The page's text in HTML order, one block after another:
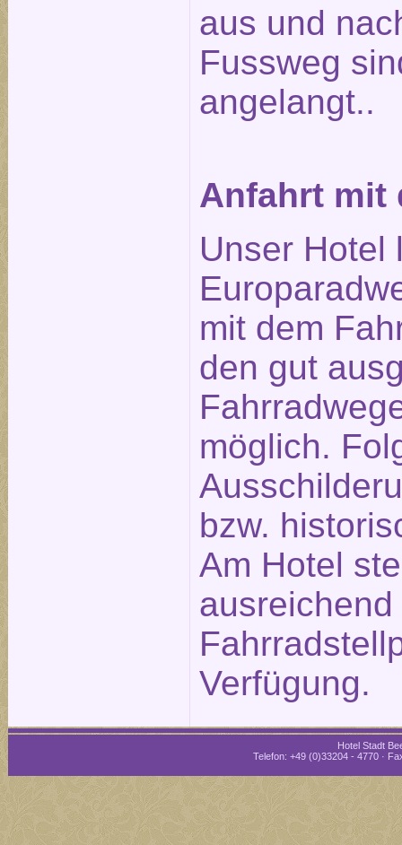
aus und
Fussweg
angelangt..
Anfahrt mit
Unser Hotel
mit dem
den gut
möglich.
bzw.
Am Hotel
Verfügung.
Hotel Stadt
Telefon: +49 (0)33204 - 4770 ·